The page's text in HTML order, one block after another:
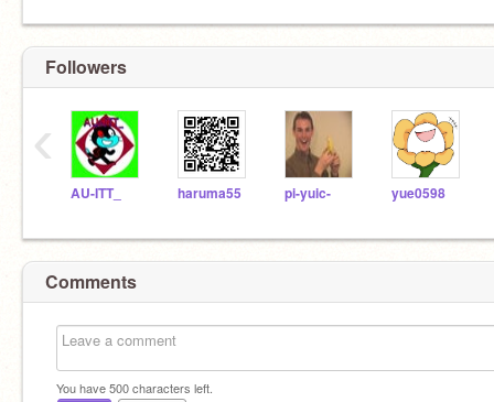
Followers
AU-ITT_ haruma55 pi-yuic- yue0598
‹
Comments
You have500characters left.